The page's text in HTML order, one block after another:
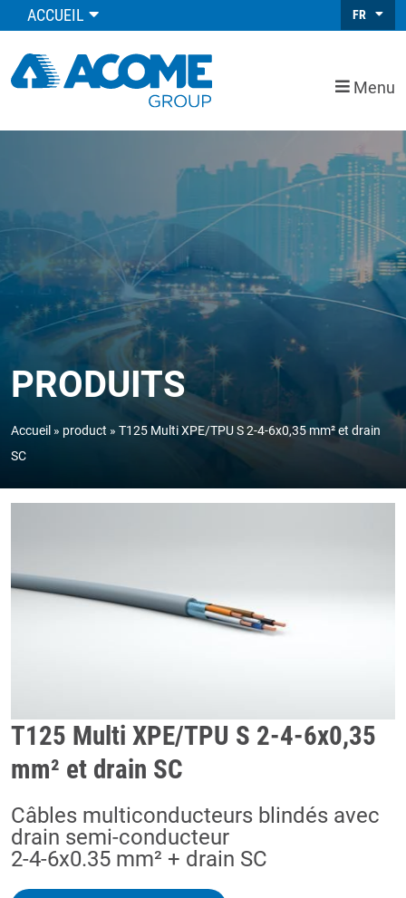
ACCUEIL FR
Menu
PRODUITS
Accueil product
T125 Multi XPE/TPU S 2-4-6x0,35 mm² et drain
SC
T125 Multi XPE/TPU S 2-4-6x0,35
mm² et drain SC
Câbles multiconducteurs blindés avec
drain semi-conducteur
2-4-6x0.35 mm² + drain SC